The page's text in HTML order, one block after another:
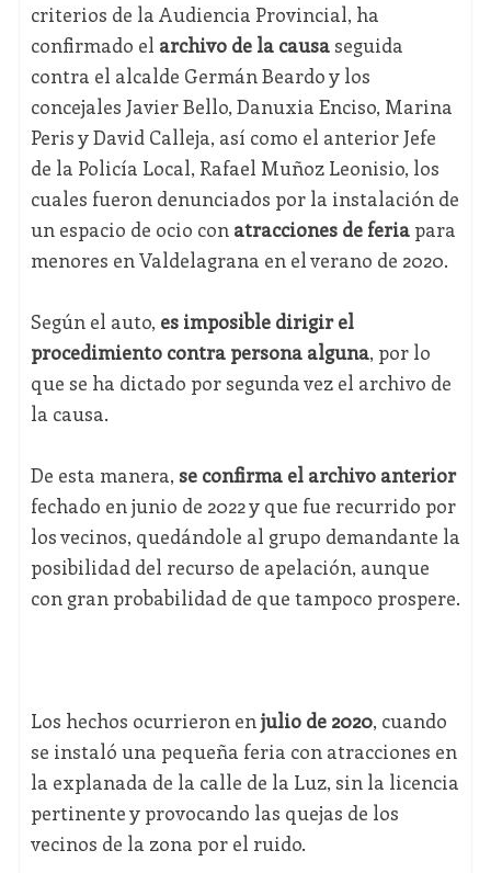
criterios de la Audiencia Provincial, ha
confirmado el archivo de la causaseguida
contra el alcalde Germán Beardo y los
concejales Javier Bello, Danuxia Enciso, Marina
Peris y David Calleja, así como el anterior Jefe
de la Policía Local, Rafael Muñoz Leonisio, los
cuales fueron denunciados por la instalación de
un espacio de ocio con atracciones de feriapara
menores en Valdelagrana en el verano de 2020.
Según el auto, es imposible dirigir el
procedimiento contra persona alguna, por lo
que se ha dictado por segunda vez el archivo de
la causa.
De esta manera, se confirma el archivo anterior
fechado en junio de 2022 y que fue recurrido por
los vecinos, quedándole al grupo demandante la
posibilidad del recurso de apelación, aunque
con gran probabilidad de que tampoco prospere.
Los hechos ocurrieron enjulio de 2020, cuando
se instaló una pequeña feria con atracciones en
la explanada de la calle de la Luz, sin la licencia
pertinente y provocando las quejas de los
vecinos de la zona por el ruido.